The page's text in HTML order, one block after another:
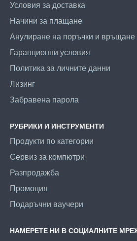
Условия за доставка
Начини за плащане
Анулиране на поръчки и връщане
Гаранционни условия
Политика за личните данни
Лизинг
Забравена парола
РУБРИКИ И ИНСТРУМЕНТИ
Продукти по категории
Сервиз за компютри
Разпродажба
Промоция
Подаръчни ваучери
НАМЕРЕТЕ НИ В СОЦИАЛНИТЕ